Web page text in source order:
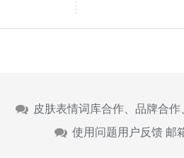
皮肤表情词库合作、品牌合
使用问题用户反馈 邮